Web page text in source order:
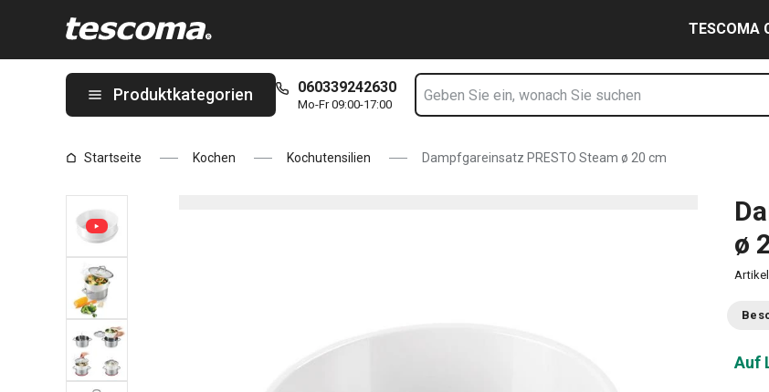
TESCOMA
Produktkategorien 060339242630
Mo-Fr 09:00-17:00
Startseite Kochen Kochutensilien Dampfgareinsatz PRESTO Steam ø 20 cm
ø
Auf